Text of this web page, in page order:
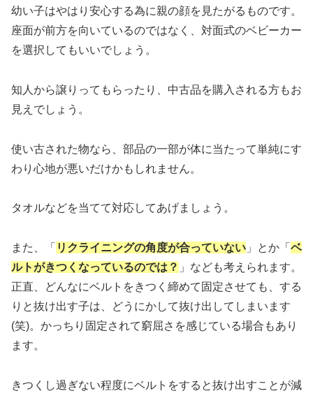
幼い子はやはり安心する為に親の顔を見たがるものです。
座面が前方を向いているのではなく、対面式のベビーカー
を選択してもいいでしょう。
知人から譲りってもらったり、中古品を購入される方もお
見えでしょう。
使い古された物なら、部品の一部が体に当たって単純にす
わり心地が悪いだけかもしれません。
タオルなどを当てて対応してあげましょう。
また、「 リクライニングの角度が合っていない 」とか「 ベ
ルトがきつくなっているのでは？ 」なども考えられます。
正直、どんなにベルトをきつく締めて固定させても、する
りと抜け出す子は、どうにかして抜け出してしまいます
(笑)。かっちり固定されて窮屈さを感じている場合もあり
ます。
きつくし過ぎない程度にベルトをすると抜け出すことが減